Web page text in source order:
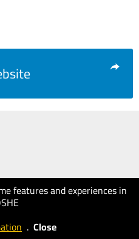
features and experiences in
. Close